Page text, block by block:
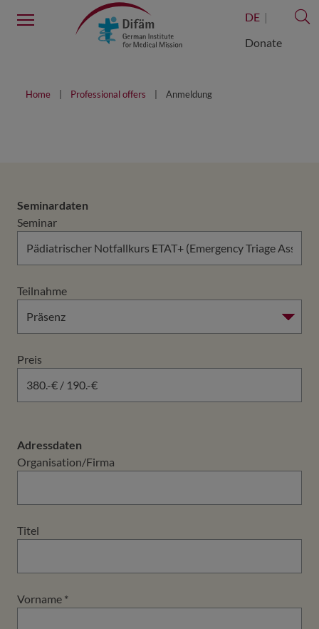
DE
Donate
Home Professional offers Anmeldung
Seminardaten
Seminar
Teilnahme
Preis
Adressdaten
Organisation/Firma
Titel
Vorname *